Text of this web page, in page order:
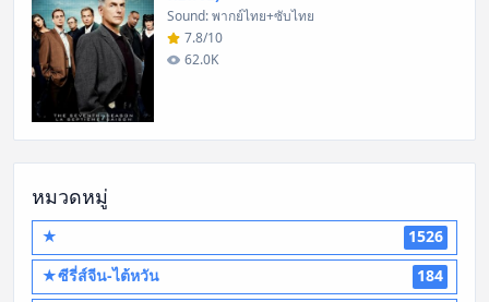
Sound: พากย์ไทย+ซับไทย
7.8/10
62.0K
หมวดหมู่
★
1526
★ซีรี่ส์จีน-ไต้หวัน
184